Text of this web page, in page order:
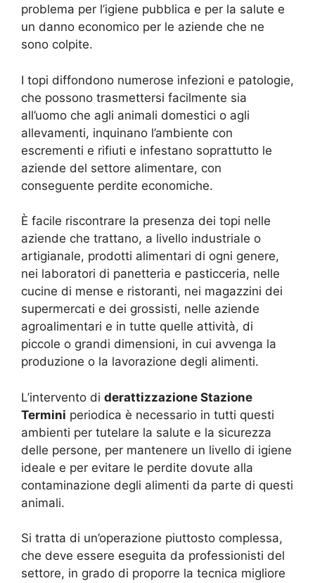
problema per l’igiene pubblica e per la salute e
un danno economico per le aziende che ne
sono colpite.
I topi diffondono numerose infezioni e patologie,
che possono trasmettersi facilmente sia
all’uomo che agli animali domestici o agli
allevamenti, inquinano l’ambiente con
escrementi e rifiuti e infestano soprattutto le
aziende del settore alimentare, con
conseguente perdite economiche.
È facile riscontrare la presenza dei topi nelle
aziende che trattano, a livello industriale o
artigianale, prodotti alimentari di ogni genere,
nei laboratori di panetteria e pasticceria, nelle
cucine di mense e ristoranti, nei magazzini dei
supermercati e dei grossisti, nelle aziende
agroalimentari e in tutte quelle attività, di
piccole o grandi dimensioni, in cui avvenga la
produzione o la lavorazione degli alimenti.
L’intervento di derattizzazione Stazione
Termini periodica è necessario in tutti questi
ambienti per tutelare la salute e la sicurezza
delle persone, per mantenere un livello di igiene
ideale e per evitare le perdite dovute alla
contaminazione degli alimenti da parte di questi
animali.
Si tratta di un’operazione piuttosto complessa,
che deve essere eseguita da professionisti del
settore, in grado di proporre la tecnica migliore